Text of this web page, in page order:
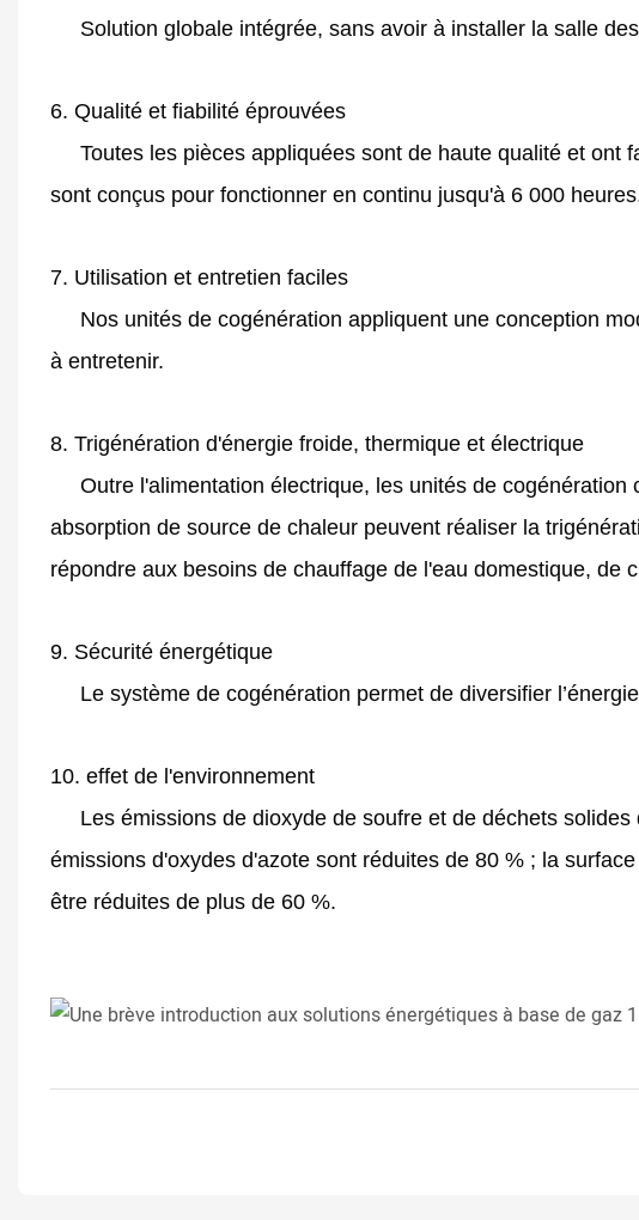
Solution globale intégrée, sans avoir à installer la salle
6. Qualité et fiabilité éprouvées
Toutes les pièces appliquées sont de haute qualité et ont
sont conçus pour fonctionner en continu jusqu'à 6 000
7. Utilisation et entretien faciles
Nos unités de cogénération appliquent une conception
à entretenir.
8. Trigénération d'énergie froide, thermique et électrique
Outre l'alimentation électrique, les unités de cogénération
absorption de source de chaleur peuvent réaliser la
répondre aux besoins de chauffage de l'eau domestique, de
9. Sécurité énergétique
Le système de cogénération permet de diversifier
10. effet de l'environnement
Les émissions de dioxyde de soufre et de déchets solides
émissions d'oxydes d'azote sont réduites de 80 % ; la
être réduites de plus de 60 %.